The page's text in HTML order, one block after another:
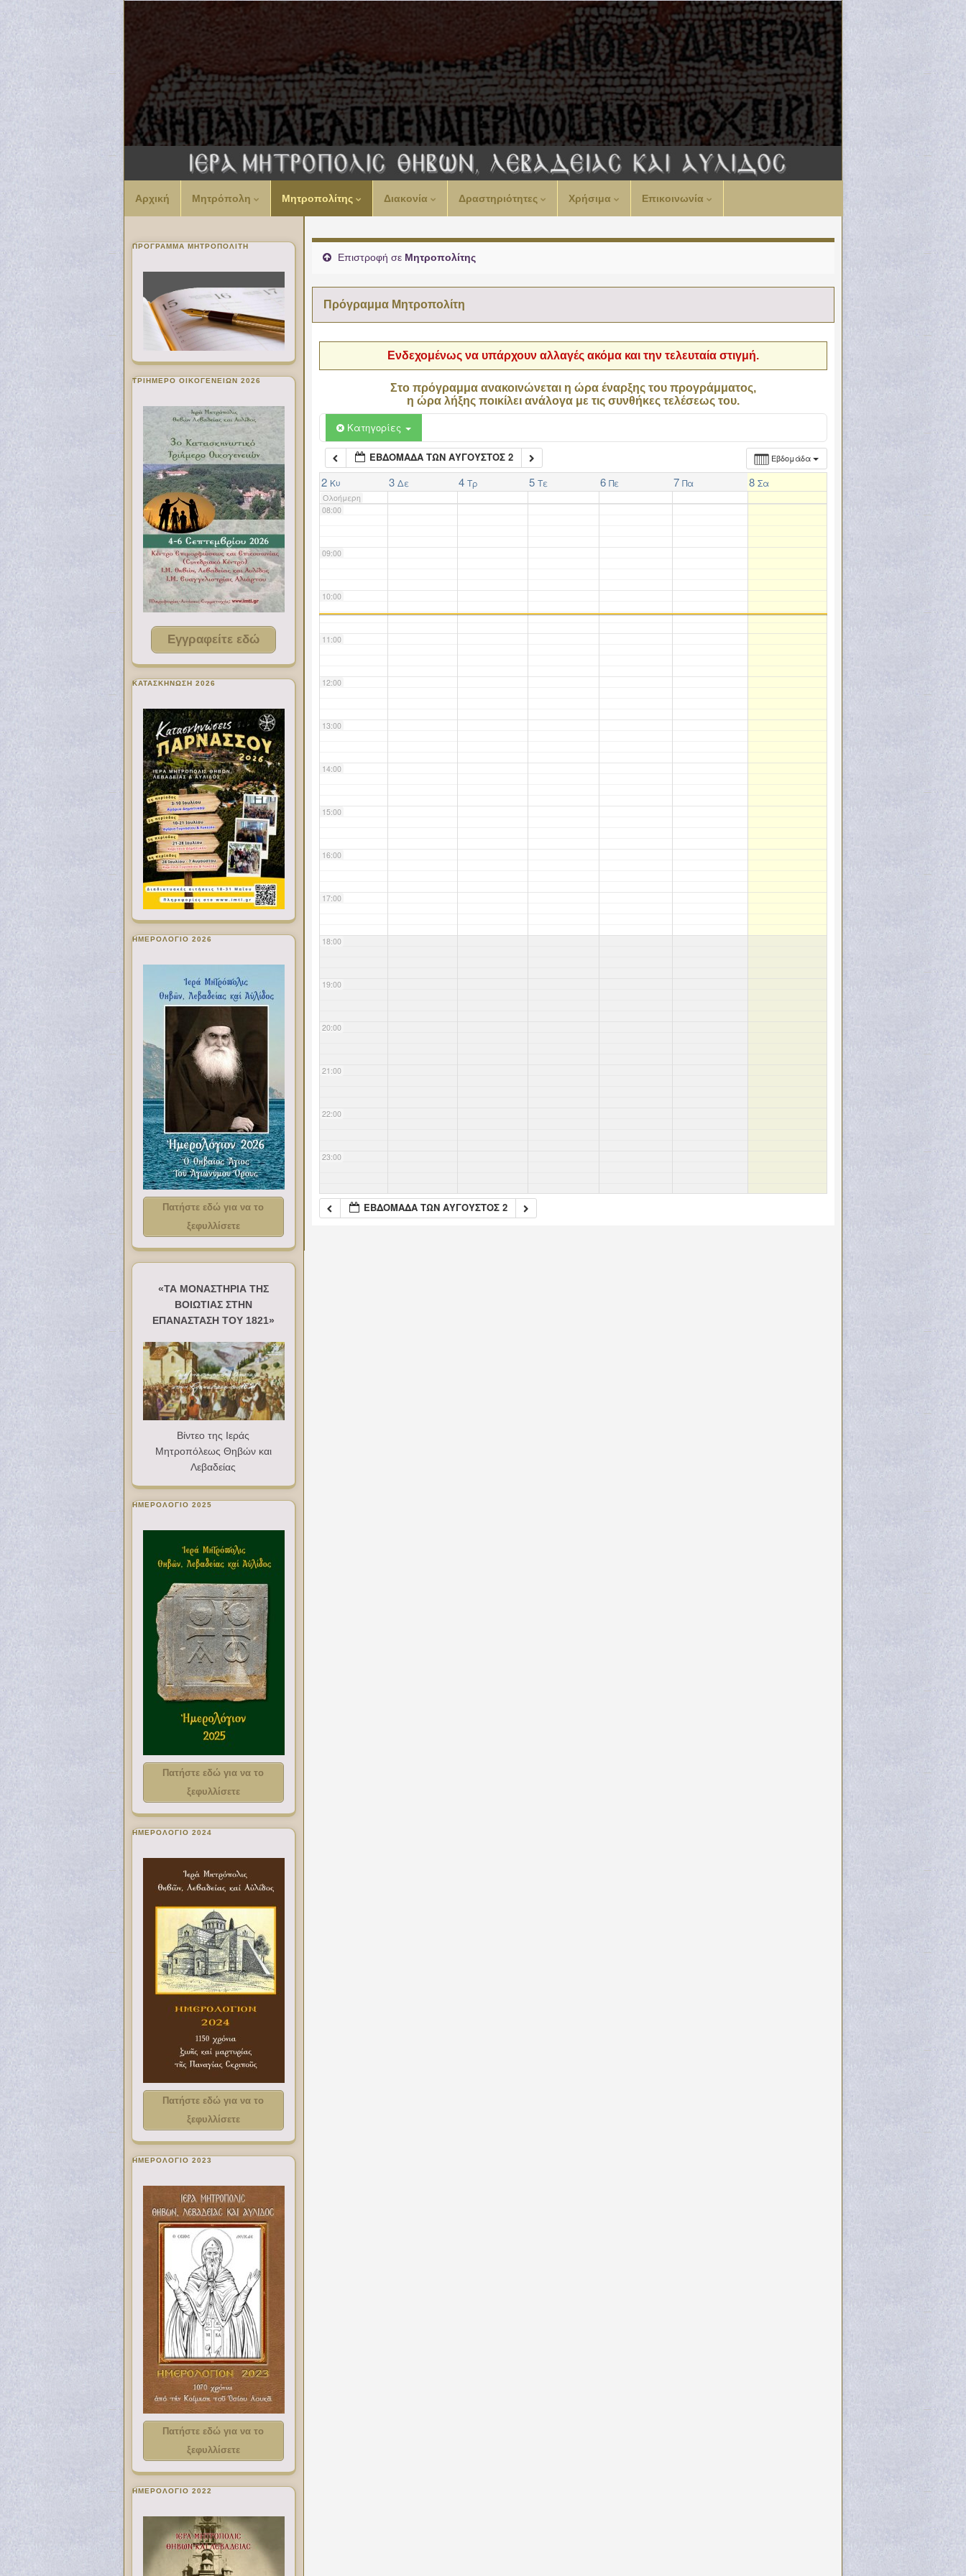
Αρχική Μητρόπολη Μητροπολίτης Διακονία Δραστηριότητες Χρήσιμα Επικοινωνία
Επιστροφή σε Μητροπολίτης
Πρόγραμμα Μητροπολίτη
Ενδεχομένως να υπάρχουν αλλαγές ακόμα και την τελευταία στιγμή.
Στο πρόγραμμα ανακοινώνεται η ώρα έναρξης του προγράμματος,
η ώρα λήξης ποικίλει ανάλογα με τις συνθήκες τελέσεως του.
Κατηγορίες
Εβδομάδα
ΕΒΔΟΜΆΔΑ ΤΩΝ ΑΎΓΟΥΣΤΟΣ 2
2 Κυ 3 Δε 4 Τρ 5 Τε 6 Πε 7 Πα 8 Σα
Ολοήμερη
00:00
02:00
06:00
07:00
08:00
09:00
10:00
11:00
12:00
13:00
14:00
15:00
16:00
17:00
18:00
19:00
20:00
21:00
22:00
23:00
ΕΒΔΟΜΆΔΑ ΤΩΝ ΑΎΓΟΥΣΤΟΣ 2
ΠΡΌΓΡΑΜΜΑ ΜΗΤΡΟΠΟΛΊΤΗ
ΤΡΙΗΜΕΡΟ ΟΙΚΟΓΕΝΕΙΩΝ 2026
Εγγραφείτε εδώ
ΚΑΤΑΣΚΗΝΩΣΗ 2026
ΗΜΕΡΟΛΟΓΙΟ 2026
Πατήστε εδώ για να το
ξεφυλλίσετε
«ΤΑ ΜΟΝΑΣΤΗΡΙΑ ΤΗΣ
ΒΟΙΩΤΙΑΣ ΣΤΗΝ
ΕΠΑΝΑΣΤΑΣΗ ΤΟΥ 1821»
Βίντεο της Ιεράς
Μητροπόλεως Θηβών και
Λεβαδείας
ΗΜΕΡΟΛΟΓΙΟ 2025
Πατήστε εδώ για να το
ξεφυλλίσετε
ΗΜΕΡΟΛΟΓΙΟ 2024
Πατήστε εδώ για να το
ξεφυλλίσετε
ΗΜΕΡΟΛΟΓΙΟ 2023
Πατήστε εδώ για να το
ξεφυλλίσετε
ΗΜΕΡΟΛΟΓΙΟ 2022